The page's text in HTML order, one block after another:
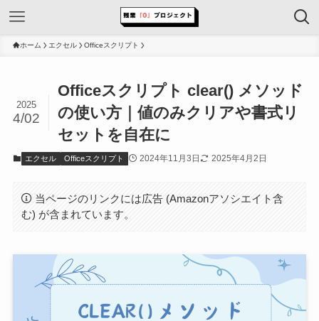
ホーム エクセル Officeスクリプト
Officeスクリプト clear() メソッド
の使い方｜値のみクリアや書式リ
セットを自在に
2025
4/02
エクセル Officeスクリプト 2024年11月3日 2025年4月2日
当ページのリンクには広告 (Amazonアソシエイト含
む) が含まれています。